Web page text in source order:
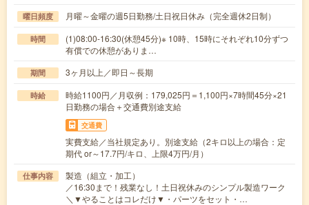
曜日頻度 月曜～金曜の週5日勤務/土日祝日休み（完全週休2日制）
時間
(1)08:00-16:30(休憩45分)※ 10時、15時にそれぞれ10分ずつ
有償での休憩がありま…
期間 3ヶ月以上／即日～長期
時給
時給1100円／月収例：179,025円＝1,100円×7時間45分×21
日勤務の場合＋交通費別途支給
交通費
実費支給／当社規定あり。別途支給（2キロ以上の場合：定
期代 or～17.7円/キロ、上限4万円/月）
仕事内容
製造（組立・加工）
／16:30まで！残業なし！土日祝休みのシンプル製造ワーク
＼▼やることはコレだけ▼・パーツをセット・…